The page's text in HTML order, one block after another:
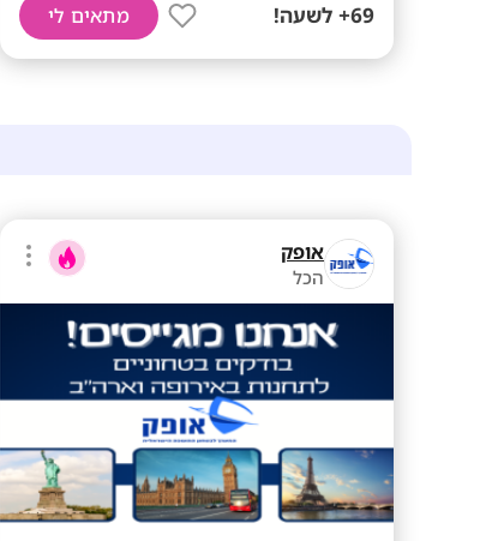
69+ לשעה! מתאים לי
אופק
הכל